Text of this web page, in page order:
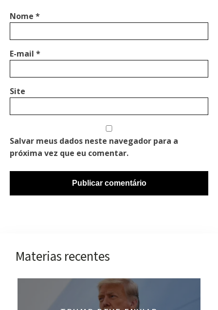
Nome *
E-mail *
Site
Salvar meus dados neste navegador para a
próxima vez que eu comentar.
Materias recentes